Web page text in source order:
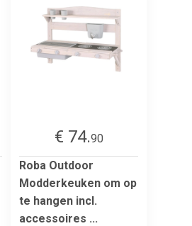
€ 74.90
Roba Outdoor
Modderkeuken om op
te hangen incl.
accessoires ...